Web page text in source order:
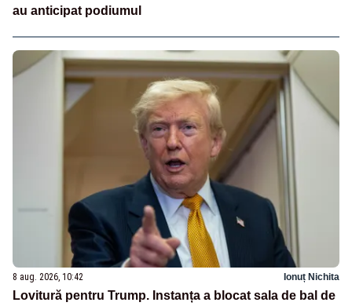
au anticipat podiumul
8 aug. 2026, 10:42 Ionuț Nichita
Lovitură pentru Trump. Instanța a blocat sala de bal de